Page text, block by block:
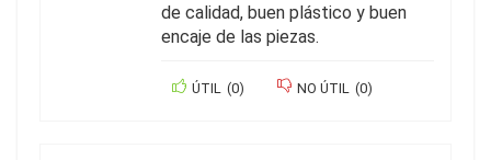
de calidad, buen plástico y buen
encaje de las piezas.
ÚTIL (0) NO ÚTIL (0)